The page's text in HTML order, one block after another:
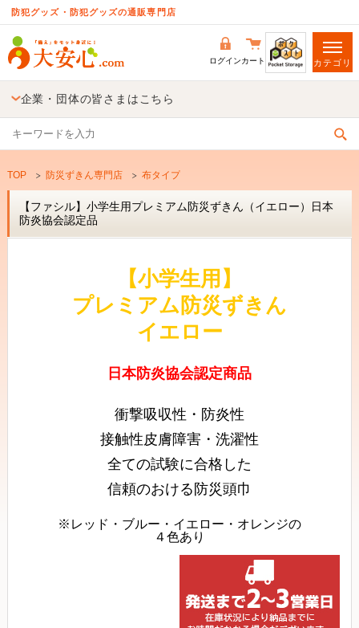
防犯グッズ・防犯グッズの通販専門店
ログインカート カテゴリ
企業・団体の皆さまはこちら
TOP 防災ずきん専門店 布タイプ
【ファシル】小学生用プレミアム防災ずきん（イエロー）日本
防炎協会認定品
【小学生用】
プレミアム防災ずきん
イエロー
日本防炎協会認定商品
衝撃吸収性・防炎性
接触性皮膚障害・洗濯性
全ての試験に合格した
信頼のおける防災頭巾
※レッド・ブルー・イエロー・オレンジの
４色あり